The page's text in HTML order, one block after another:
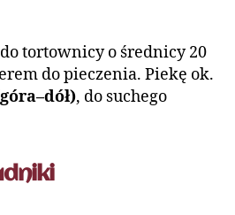
tortownicy o średnicy 20
do pieczenia. Piekę ok.
, do suchego